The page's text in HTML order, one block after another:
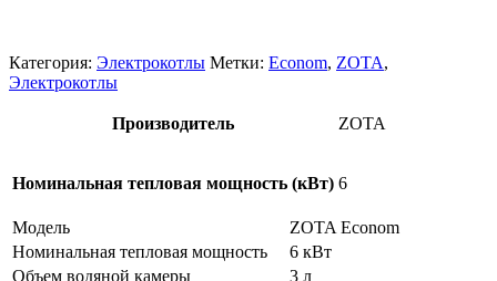
Категория: Электрокотлы Метки: Econom, ZOTA,
Электрокотлы
Производитель ZOTA
Номинальная тепловая мощность (кВт) 6
Модель
ZOTA Econom
Номинальная тепловая мощность
6 кВт
Объем водяной камеры
3 л